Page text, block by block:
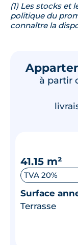
(1) Les stocks et
politique du
connaître la
à partir
41.15 m²
TVA 20%
Surface
Terrasse